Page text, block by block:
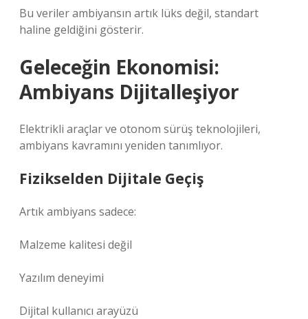
Bu veriler ambiyansın artık lüks değil, standart
haline geldiğini gösterir.
Geleceğin Ekonomisi:
Ambiyans Dijitalleşiyor
Elektrikli araçlar ve otonom sürüş teknolojileri,
ambiyans kavramını yeniden tanımlıyor.
Fizikselden Dijitale Geçiş
Artık ambiyans sadece:
Malzeme kalitesi değil
Yazılım deneyimi
Dijital kullanıcı arayüzü